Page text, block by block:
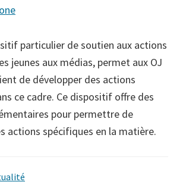
particulier de soutien aux actions
jeunes aux médias, permet aux OJ
de développer des actions
ce cadre. Ce dispositif offre des
pour permettre de
actions spécifiques en la matière.